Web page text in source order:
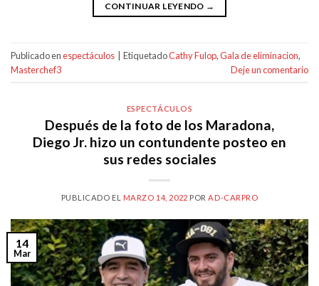
CONTINUAR LEYENDO →
Publicado enespectáculos EtiquetadoCathy Fulop,Gala de eliminacion,
Masterchef3
Deje un comentario
ESPECTÁCULOS
Después de la foto de los Maradona,
Diego Jr. hizo un contundente posteo en
sus redes sociales
PUBLICADO EL MARZO 14, 2022 PORAD-CARPRO
14
Mar